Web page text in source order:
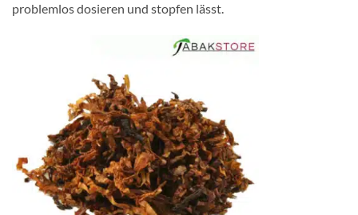
problemlos dosieren und stopfen lässt.